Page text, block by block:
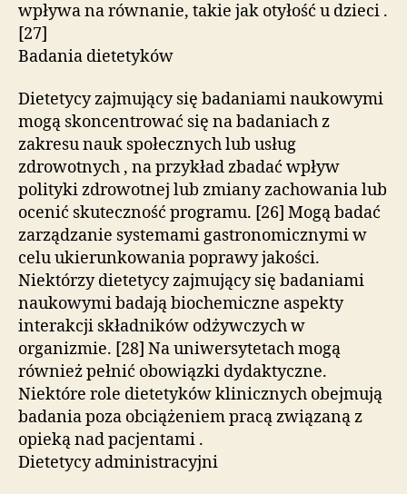
wpływa na równanie, takie jak otyłość u dzieci .
[27]
Badania dietetyków
Dietetycy zajmujący się badaniami naukowymi
mogą skoncentrować się na badaniach z
zakresu nauk społecznych lub usług
zdrowotnych , na przykład zbadać wpływ
polityki zdrowotnej lub zmiany zachowania lub
ocenić skuteczność programu. [26] Mogą badać
zarządzanie systemami gastronomicznymi w
celu ukierunkowania poprawy jakości.
Niektórzy dietetycy zajmujący się badaniami
naukowymi badają biochemiczne aspekty
interakcji składników odżywczych w
organizmie. [28] Na uniwersytetach mogą
również pełnić obowiązki dydaktyczne.
Niektóre role dietetyków klinicznych obejmują
badania poza obciążeniem pracą związaną z
opieką nad pacjentami .
Dietetycy administracyjni